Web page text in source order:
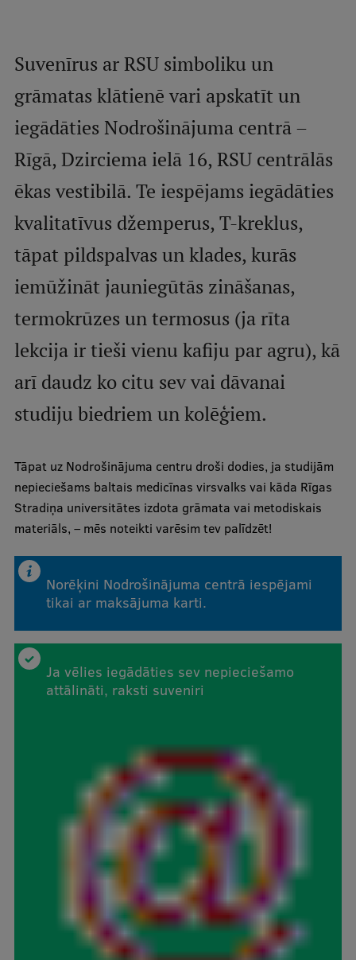
izvēlne
Pamatstudiju programmas
Maģistra studiju programmas
Doktorantūra
Rezidentūra
Uzņemšana
Praktiska informācija
Par RSU
Studentu dzīve
Studiju norises vietas
Mūsu cilvēki
Stratēģija
Vēsture un tradīcijas
Identitāte
RSU fonds
Aula
Virtuālā tūre
Ilgtspējīga attīstība
Studiju un vides pieejamība
Dati par 2025. gadu
Suvenīri un grāmatas
Suvenīrus ar RSU simboliku un
grāmatas klātienē vari apskatīt un
iegādāties Nodrošinājuma centrā –
Rīgā, Dzirciema ielā 16, RSU centrālās
ēkas vestibilā. Te iespējams iegādāties
kvalitatīvus džemperus, T-kreklus,
tāpat pildspalvas un klades, kurās
iemūžināt jauniegūtās zināšanas,
termokrūzes un termosus (ja rīta
lekcija ir tieši vienu kafiju par agru), kā
arī daudz ko citu sev vai dāvanai
studiju biedriem un kolēģiem.
Tāpat uz Nodrošinājuma centru droši dodies, ja studijām
nepieciešams baltais medicīnas virsvalks vai kāda Rīgas
Stradiņa universitātes izdota grāmata vai metodiskais
materiāls, – mēs noteikti varēsim tev palīdzēt!
Norēķini Nodrošinājuma centrā iespējami
tikai ar maksājuma karti.
Ja vēlies iegādāties sev nepieciešamo
attālināti, raksti suveniri